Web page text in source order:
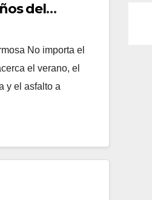
del
qom Roberto
No importa el
el verano, el
y el asfalto a